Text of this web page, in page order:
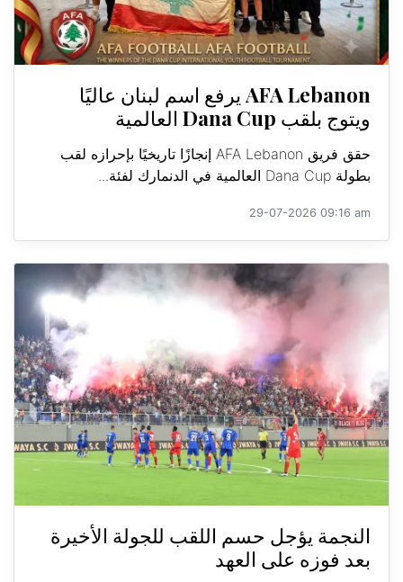
AFA Lebanon يرفع اسم لبنان عاليًا
ويتوج بلقب Dana Cup العالمية
حقق فريق AFA Lebanon إنجازًا تاريخيًا بإحرازه لقب
بطولة Dana Cup العالمية في الدنمارك لفئة...
29-07-2026 09:16 am
النجمة يؤجل حسم اللقب للجولة الأخيرة
بعد فوزه على العهد